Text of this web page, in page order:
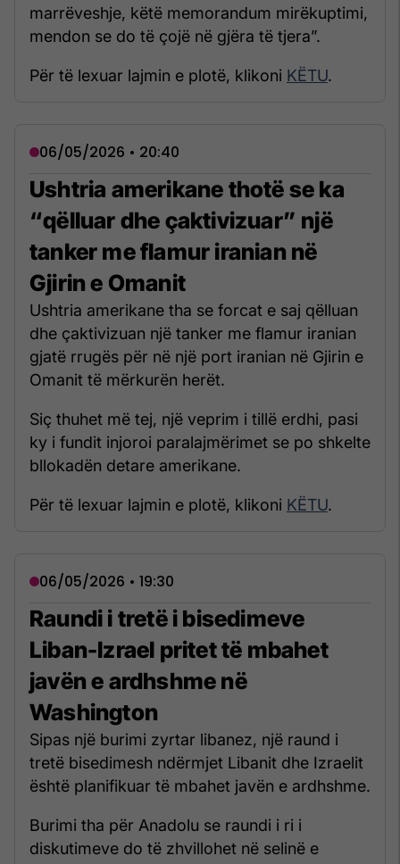
marrëveshje, këtë memorandum mirëkuptimi,
mendon se do të çojë në gjëra të tjera”.
Për të lexuar lajmin e plotë, klikoni KËTU.
06/05/2026 • 20:40
Ushtria amerikane thotë se ka
“qëlluar dhe çaktivizuar” një
tanker me flamur iranian në
Gjirin e Omanit
Ushtria amerikane tha se forcat e saj qëlluan
dhe çaktivizuan një tanker me flamur iranian
gjatë rrugës për në një port iranian në Gjirin e
Omanit të mërkurën herët.
Siç thuhet më tej, një veprim i tillë erdhi, pasi
ky i fundit injoroi paralajmërimet se po shkelte
bllokadën detare amerikane.
Për të lexuar lajmin e plotë, klikoni KËTU.
06/05/2026 • 19:30
Raundi i tretë i bisedimeve
Liban-Izrael pritet të mbahet
javën e ardhshme në
Washington
Sipas një burimi zyrtar libanez, një raund i
tretë bisedimesh ndërmjet Libanit dhe Izraelit
është planifikuar të mbahet javën e ardhshme.
Burimi tha për Anadolu se raundi i ri i
diskutimeve do të zhvillohet në selinë e